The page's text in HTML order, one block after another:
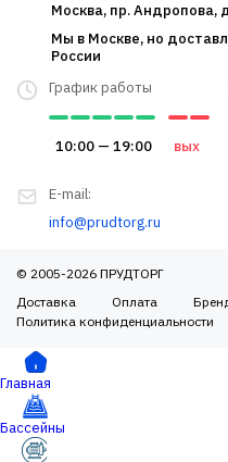
График работы
10:00 — 19:00 вых
E-mail:
info@prudtorg.ru
Москва, пр. Андропова,
Мы в Москве, но
России
© 2005-2026 ПРУДТОРГ
Доставка
Оплата
Политика конфиденциальности
Главная
Бассейны